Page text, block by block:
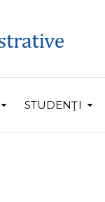
STUDENŢI